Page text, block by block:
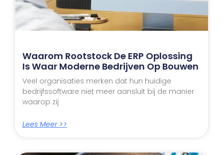
Waarom Rootstock De ERP Oplossing
Is Waar Moderne Bedrijven Op Bouwen
Veel organisaties merken dat hun huidige
bedrijfssoftware niet meer aansluit bij de manier
waarop zij
Lees Meer >>